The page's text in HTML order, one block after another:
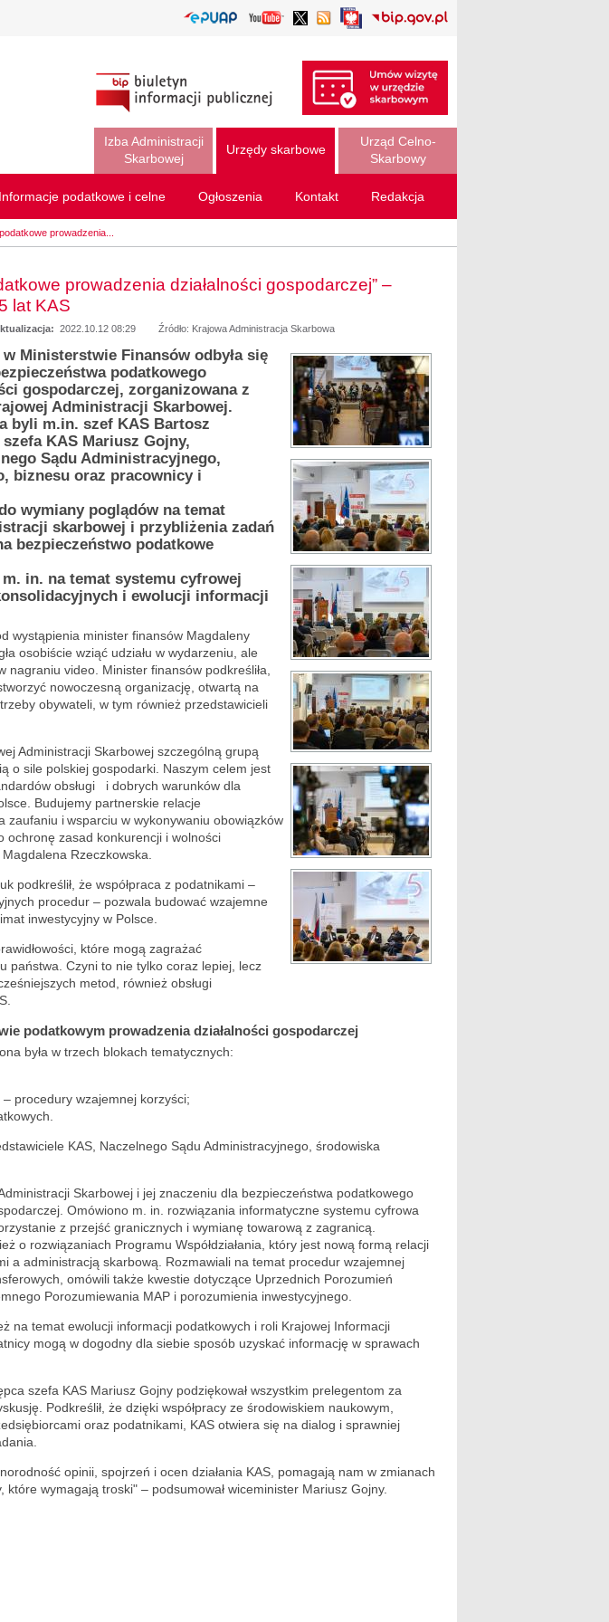
Izba Administracji
Skarbowej
Urzędy skarbowe
Urząd Celno-
Skarbowy
Informacje podatkowe i celne Ogłoszenia Kontakt Redakcja
prowadzenia...
prowadzenia działalności gospodarczej” –
lat KAS
2022.10.12 08:29 Źródło: Krajowa Administracja Skarbowa
Ministerstwie Finansów odbyła się
podatkowego
gospodarczej, zorganizowana z
Administracji Skarbowej.
byli m.in. szef KAS Bartosz
KAS Mariusz Gojny,
Sądu Administracyjnego,
biznesu oraz pracownicy i
wymiany poglądów na temat
skarbowej i przybliżenia zadań
bezpieczeństwo podatkowe
in. na temat systemu cyfrowej
i ewolucji informacji
wystąpienia minister finansów Magdaleny
osobiście wziąć udziału w wydarzeniu, ale
nagraniu video. Minister finansów podkreśliła,
nowoczesną organizację, otwartą na
obywateli, w tym również przedstawicieli
Administracji Skarbowej szczególną grupą
o sile polskiej gospodarki. Naszym celem jest
obsługi i dobrych warunków dla
Budujemy partnerskie relacje
zaufaniu i wsparciu w wykonywaniu obowiązków
ochronę zasad konkurencji i wolności
Rzeczkowska.
podkreślił, że współpraca z podatnikami –
procedur – pozwala budować wzajemne
inwestycyjny w Polsce.
które mogą zagrażać
państwa. Czyni to nie tylko coraz lepiej, lecz
metod, również obsługi
podatkowym prowadzenia działalności gospodarczej
była w trzech blokach tematycznych:
procedury wzajemnej korzyści;
KAS, Naczelnego Sądu Administracyjnego, środowiska
Skarbowej i jej znaczeniu dla bezpieczeństwa podatkowego
Omówiono m. in. rozwiązania informatyczne systemu cyfrowa
z przejść granicznych i wymianę towarową z zagranicą.
o rozwiązaniach Programu Współdziałania, który jest nową formą relacji
a administracją skarbową. Rozmawiali na temat procedur wzajemnej
omówili także kwestie dotyczące Uprzednich Porozumień
Porozumiewania MAP i porozumienia inwestycyjnego.
na temat ewolucji informacji podatkowych i roli Krajowej Informacji
mogą w dogodny dla siebie sposób uzyskać informację w sprawach
szefa KAS Mariusz Gojny podziękował wszystkim prelegentom za
Podkreślił, że dzięki współpracy ze środowiskiem naukowym,
oraz podatnikami, KAS otwiera się na dialog i sprawniej
opinii, spojrzeń i ocen działania KAS, pomagają nam w zmianach
które wymagają troski" – podsumował wiceminister Mariusz Gojny.